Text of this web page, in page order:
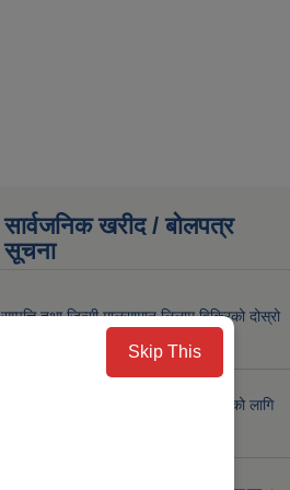
सार्वजनिक खरीद / बोलपत्र
सूचना
सम्पत्ति तथा जिन्सी मालसामान लिलाम विक्रिको दोस्रो
पटक प्रकाशित सूचना ।
सम्पत्ति तथा जिन्सी मालसामान लिलाम विक्रिको लागि
Skip This